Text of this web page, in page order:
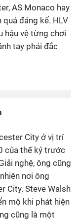
AS Monaco hay
đáng kể. HLV
hậu vệ từng chơi
tay phải đắc
City ở vị trí
của thế kỷ trước
nghệ, ông cũng
nơi ông
City. Steve Walsh
mộ khi phát hiện
cũng là một